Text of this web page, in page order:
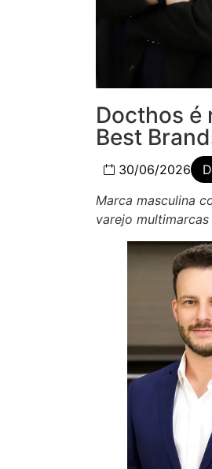
Docthos é
Best
30/06/2026
Marca masculina
varejo